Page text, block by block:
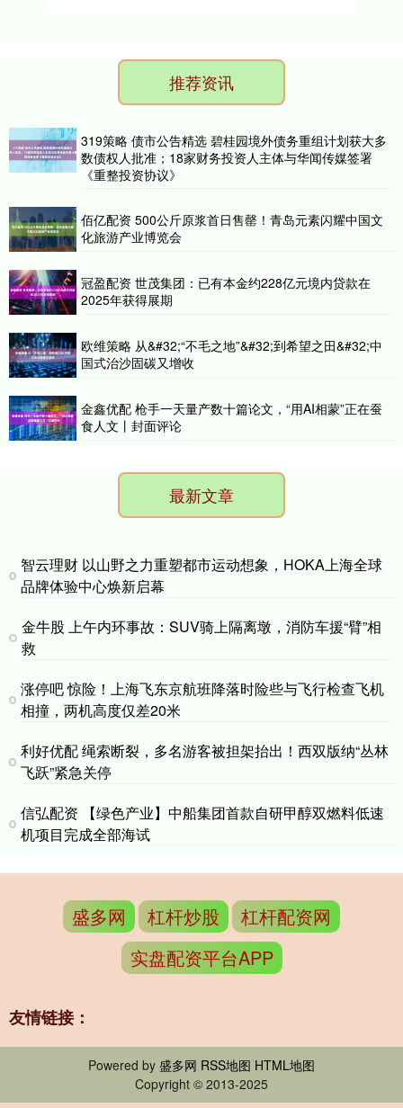
推荐资讯
319策略 债市公告精选 碧桂园境外债务重组计划获大多
数债权人批准；18家财务投资人主体与华闻传媒签署
《重整投资协议》
佰亿配资 500公斤原浆首日售罄！青岛元素闪耀中国文
化旅游产业博览会
冠盈配资 世茂集团：已有本金约228亿元境内贷款在
2025年获得展期
欧维策略 从&#32;“不毛之地”&#32;到希望之田&#32;中
国式治沙固碳又增收
金鑫优配 枪手一天量产数十篇论文，“用AI相蒙”正在蚕
食人文丨封面评论
最新文章
智云理财 以山野之力重塑都市运动想象，HOKA上海全球
品牌体验中心焕新启幕
金牛股 上午内环事故：SUV骑上隔离墩，消防车援“臂”相
救
涨停吧 惊险！上海飞东京航班降落时险些与飞行检查飞机
相撞，两机高度仅差20米
利好优配 绳索断裂，多名游客被担架抬出！西双版纳“丛林
飞跃”紧急关停
信弘配资 【绿色产业】中船集团首款自研甲醇双燃料低速
机项目完成全部海试
盛多网 杠杆炒股
杠杆配资网
实盘配资平台APP
友情链接：
Powered by 盛多网 RSS地图 HTML地图
Copyright © 2013-2025